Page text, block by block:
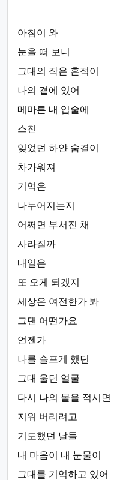
아침이 와
눈을 떠 보니
그대의 작은 흔적이
나의 곁에 있어
메마른 내 입술에
스친
잊었던 하얀 숨결이
차가워져
기억은
나누어지는지
어쩌면 부서진 채
사라질까
내일은
또 오게 되겠지
세상은 여전한가 봐
그댄 어떤가요
언젠가
나를 슬프게 했던
그대 울던 얼굴
다시 나의 볼을 적시면
지워 버리려고
기도했던 날들
내 마음이 내 눈물이
그대를 기억하고 있어